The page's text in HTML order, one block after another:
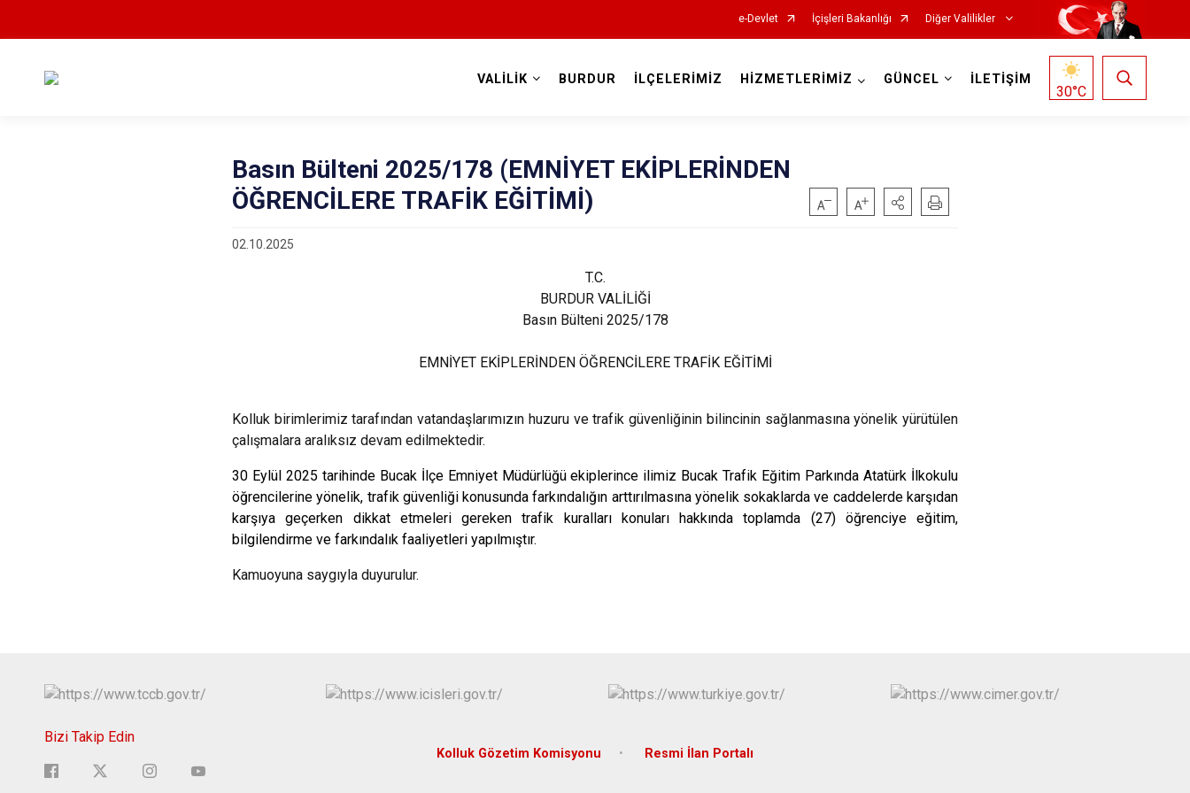
e-Devlet İçişleri Bakanlığı Diğer Valilikler
VALİLİK BURDUR İLÇELERİMİZ HİZMETLERİMİZ GÜNCEL İLETİŞİM
30°C
Basın Bülteni 2025/178 (EMNİYET EKİPLERİNDEN
ÖĞRENCİLERE TRAFİK EĞİTİMİ)
02.10.2025
T.C.
BURDUR VALİLİĞİ
Basın Bülteni 2025/178
EMNİYET EKİPLERİNDEN ÖĞRENCİLERE TRAFİK EĞİTİMİ
Kolluk birimlerimiz tarafından vatandaşlarımızın huzuru ve trafik güvenliğinin bilincinin sağlanmasına yönelik yürütülen
çalışmalara aralıksız devam edilmektedir.
30 Eylül 2025 tarihinde Bucak İlçe Emniyet Müdürlüğü ekiplerince ilimiz Bucak Trafik Eğitim Parkında Atatürk İlkokulu
öğrencilerine yönelik, trafik güvenliği konusunda farkındalığın arttırılmasına yönelik sokaklarda ve caddelerde karşıdan
karşıya geçerken dikkat etmeleri gereken trafik kuralları konuları hakkında toplamda (27) öğrenciye eğitim,
bilgilendirme ve farkındalık faaliyetleri yapılmıştır.
Kamuoyuna saygıyla duyurulur.
Bizi Takip Edin
Kolluk Gözetim Komisyonu Resmi İlan Portalı